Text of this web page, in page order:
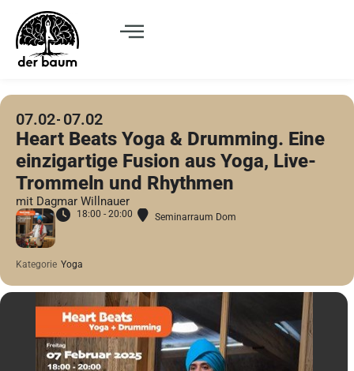
07.02 07.02
Heart Beats Yoga & Drumming. Eine
einzigartige Fusion aus Yoga, Live-
Trommeln und Rhythmen
mit Dagmar Willnauer
18:00 - 20:00 Seminarraum Dom
Kategorie Yoga